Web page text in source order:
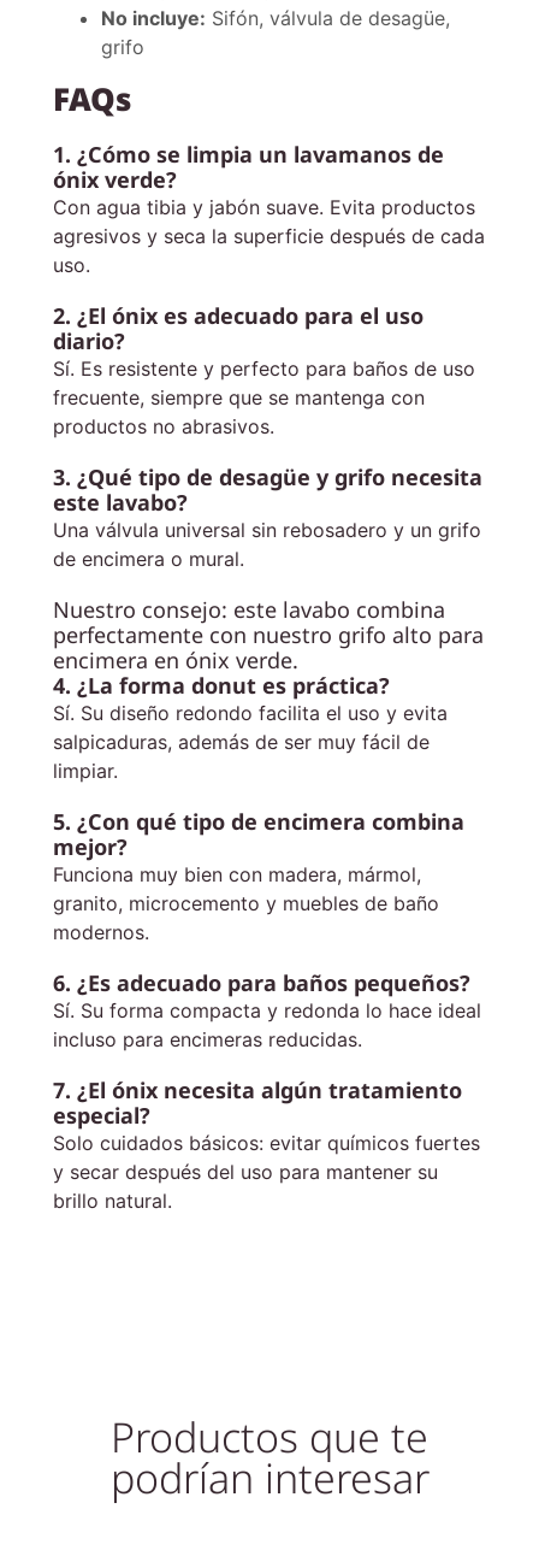
No incluye: Sifón, válvula de desagüe,
grifo
FAQs
1. ¿Cómo se limpia un lavamanos de
ónix verde?
Con agua tibia y jabón suave. Evita productos
agresivos y seca la superficie después de cada
uso.
2. ¿El ónix es adecuado para el uso
diario?
Sí. Es resistente y perfecto para baños de uso
frecuente, siempre que se mantenga con
productos no abrasivos.
3. ¿Qué tipo de desagüe y grifo necesita
este lavabo?
Una válvula universal sin rebosadero y un grifo
de encimera o mural.
Nuestro consejo: este lavabo combina
perfectamente con nuestro grifo alto para
encimera en ónix verde.
4. ¿La forma donut es práctica?
Sí. Su diseño redondo facilita el uso y evita
salpicaduras, además de ser muy fácil de
limpiar.
5. ¿Con qué tipo de encimera combina
mejor?
Funciona muy bien con madera, mármol,
granito, microcemento y muebles de baño
modernos.
6. ¿Es adecuado para baños pequeños?
Sí. Su forma compacta y redonda lo hace ideal
incluso para encimeras reducidas.
7. ¿El ónix necesita algún tratamiento
especial?
Solo cuidados básicos: evitar químicos fuertes
y secar después del uso para mantener su
brillo natural.
Productos que te
podrían interesar